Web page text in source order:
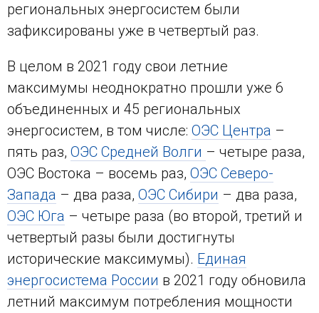
региональных энергосистем были
зафиксированы уже в четвертый раз.
В целом в 2021 году свои летние
максимумы неоднократно прошли уже 6
объединенных и 45 региональных
энергосистем, в том числе: ОЭС Центра –
пять раз, ОЭС Средней Волги – четыре раза,
ОЭС Востока – восемь раз, ОЭС Северо-
Запада – два раза, ОЭС Сибири – два раза,
ОЭС Юга – четыре раза (во второй, третий и
четвертый разы были достигнуты
исторические максимумы). Единая
энергосистема России в 2021 году обновила
летний максимум потребления мощности